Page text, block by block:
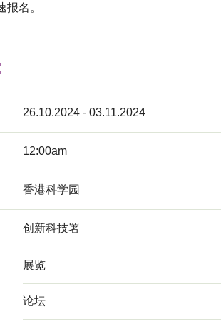
报名。
26.10.2024 - 03.11.2024
12:00am
香港科学园
创新科技署
展览
论坛